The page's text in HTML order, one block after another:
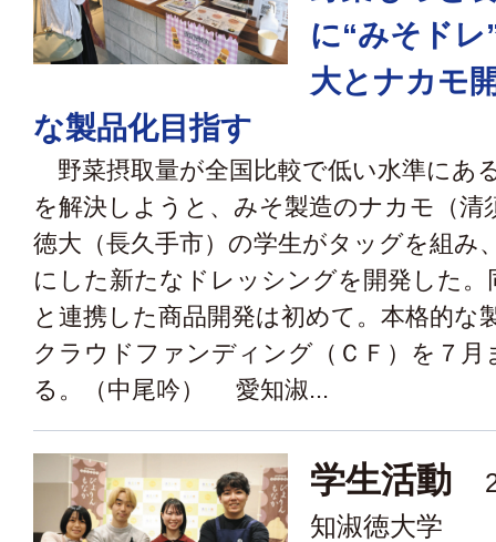
に“みそド
大とナカモ
な製品化目指す
野菜摂取量が全国比較で低い水準にあ
を解決しようと、みそ製造のナカモ（清
徳大（長久手市）の学生がタッグを組み
にした新たなドレッシングを開発した。
と連携した商品開発は初めて。本格的な
クラウドファンディング（ＣＦ）を７月
る。（中尾吟） 愛知淑...
学生活動
知淑徳大学